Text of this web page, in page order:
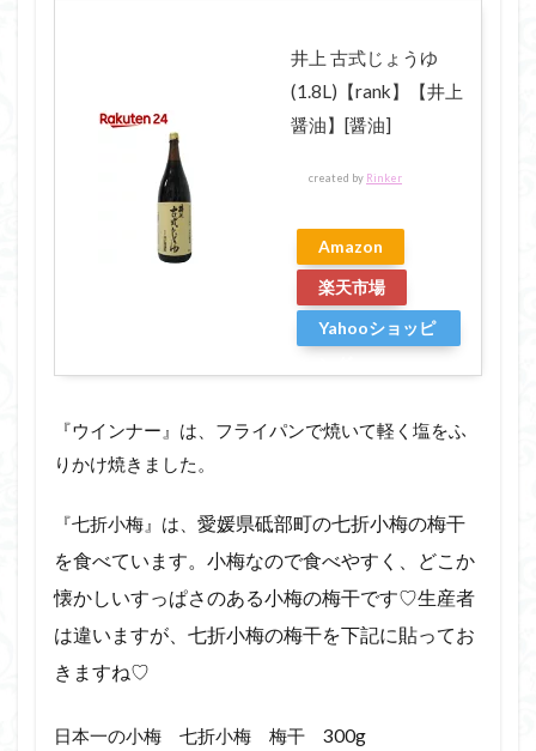
井上 古式じょうゆ
(1.8L)【rank】【井上
醤油】[醤油]
created by Rinker
Amazon
楽天市場
Yahooショッピ
『ウインナー』は、フライパンで焼いて軽く塩をふ
りかけ焼きました。
『七折小梅』は、 愛媛県砥部町の七折小梅の梅干
を食べています。小梅なので食べやすく、どこか
懐かしいすっぱさのある小梅の梅干です♡生産者
は違いますが、七折小梅の梅干を下記に貼ってお
きますね♡
日本一の小梅 七折小梅 梅干 300g